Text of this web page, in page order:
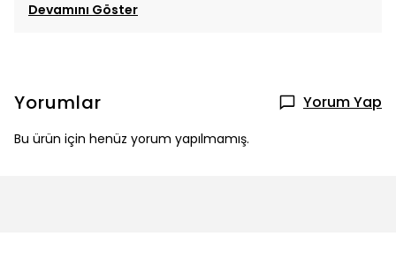
Devamını Göster
Yorumlar Yorum Yap
Bu ürün için henüz yorum yapılmamış.